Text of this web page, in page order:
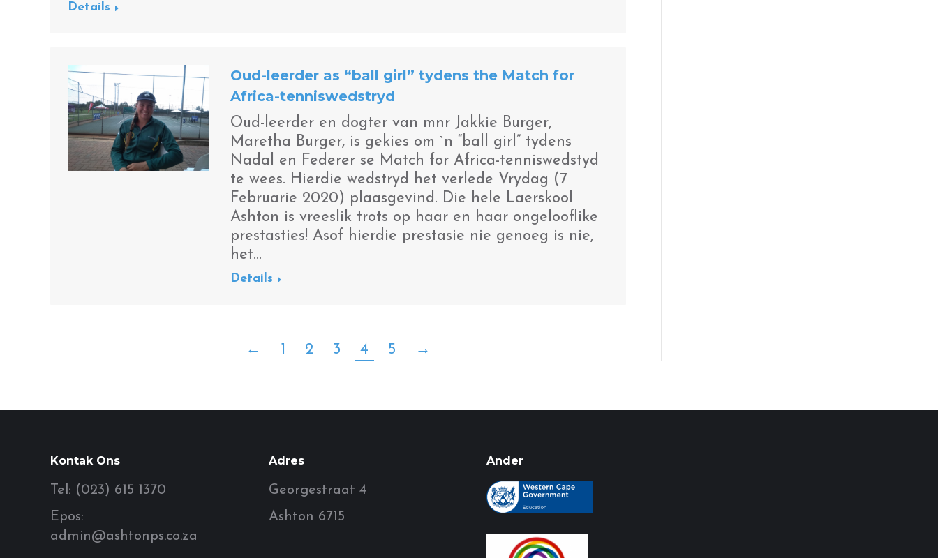
Details
Oud-leerder as “ball girl” tydens the Match for
Africa-tenniswedstryd
Oud-leerder en dogter van mnr Jakkie Burger,
Maretha Burger, is gekies om `n “ball girl” tydens
Nadal en Federer se Match for Africa-tenniswedstyd
te wees. Hierdie wedstryd het verlede Vrydag (7
Februarie 2020) plaasgevind. Die hele Laerskool
Ashton is vreeslik trots op haar en haar ongelooflike
prestasties! Asof hierdie prestasie nie genoeg is nie,
het…
Details
← 1 2 3 4 5 →
Kontak Ons
Tel: (023) 615 1370
Epos:
admin@ashtonps.co.za
Adres
Georgestraat 4
Ashton 6715
Ander